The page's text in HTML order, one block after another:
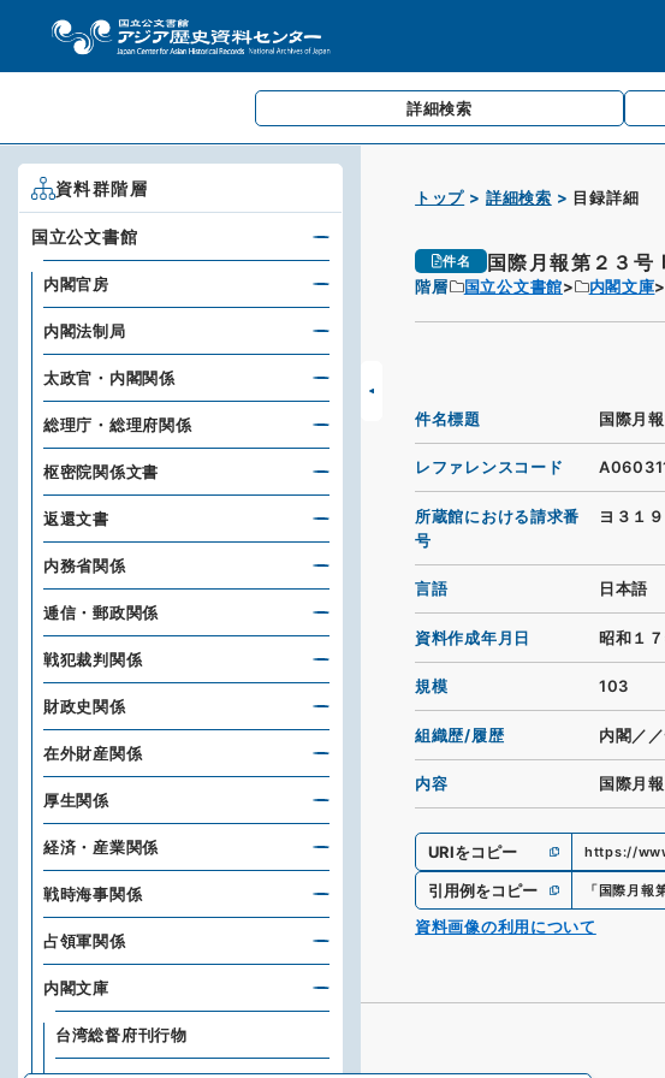
詳細検索
トップ 詳細検索 目録詳細
件名 国際月報第２３号
階層 国立公文書館 内閣文庫
件名標題 国際月
レファレンスコード
所蔵館における請求番
号
ヨ３１
言語 日本語
資料作成年月日 昭和１
規模 103
組織歴/履歴 内閣／
内容 国際月
URIをコピー https://
引用例をコピー 「国際月報
資料画像の利用について
資料群階層
国立公文書館
内閣官房
内閣法制局
太政官・内閣関係
総理庁・総理府関係
枢密院関係文書
返還文書
内務省関係
逓信・郵政関係
戦犯裁判関係
財政史関係
在外財産関係
厚生関係
経済・産業関係
戦時海事関係
占領軍関係
内閣文庫
台湾総督府刊行物